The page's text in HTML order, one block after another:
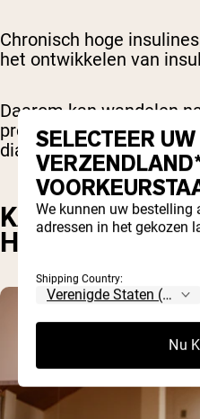
Chronisch hoge
het ontwikkelen van
Daarom kan wandelen
preventieve als een
diabetes te beheersen.
KAN HET
SELECTEER UW
We kunnen uw bestelling
adressen in het gekozen
Shipping Country:
Nu